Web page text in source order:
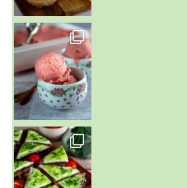
~ NICE CREAM À LA FRAISE ~
Presque un mois que